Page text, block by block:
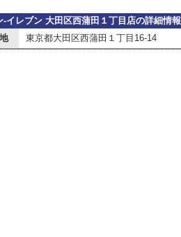
-イレブン 大田区西蒲田１丁目店の詳細情報
東京都大田区西蒲田１丁目16-14